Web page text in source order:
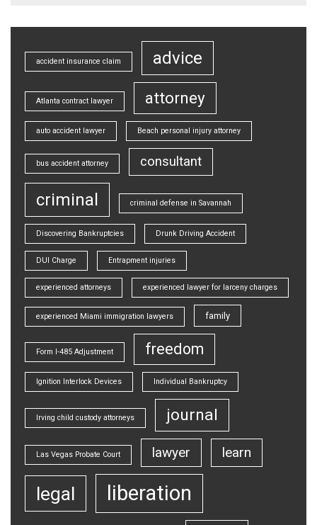
accident insurance claim advice
Atlanta contract lawyer attorney
auto accident lawyer Beach personal injury attorney
bus accident attorney consultant
criminal criminal defense in Savannah
Discovering Bankruptcies Drunk Driving Accident
DUI Charge Entrapment injuries
experienced attorneys experienced lawyer for larceny charges
experienced Miami immigration lawyers family
Form I-485 Adjustment freedom
Ignition Interlock Devices Individual Bankruptcy
Irving child custody attorneys journal
Las Vegas Probate Court lawyer learn
legal liberation